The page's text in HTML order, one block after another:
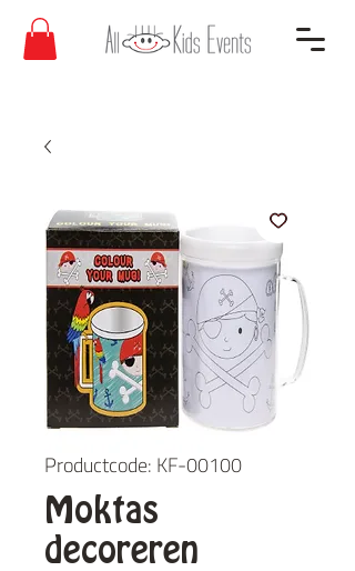
Productcode: KF-00100
Moktas
decoreren